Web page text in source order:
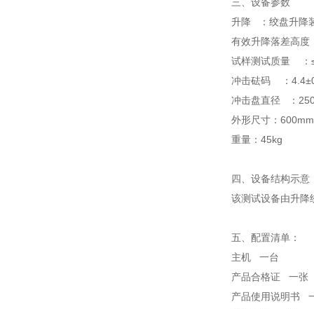
升降 ：绞盘升降
有效升降落差高度
试样测试质量 ：
冲击砝码 ： 4.4±
冲击盘直径 ：
外形尺寸： 600mm
重量： 45kg
四、设备结构示意
该测试设备由升降
五、配置清单：
主机 一台
产品合格证 一张
产品使用说明书